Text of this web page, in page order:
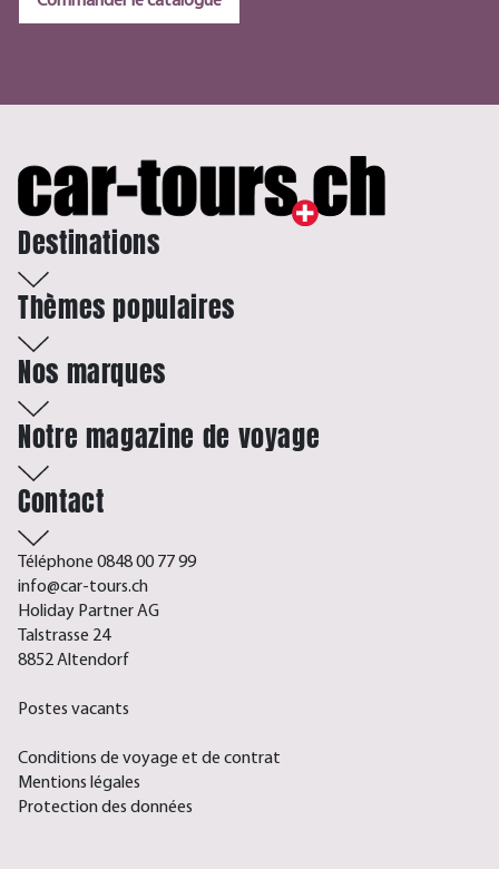
Destinations
Thèmes populaires
Nos marques
Notre magazine de voyage
Contact
Téléphone 0848 00 77 99
info@car-tours.ch
Holiday Partner AG
Talstrasse 24
8852 Altendorf
Postes vacants
Conditions de voyage et de contrat
Mentions légales
Protection des données